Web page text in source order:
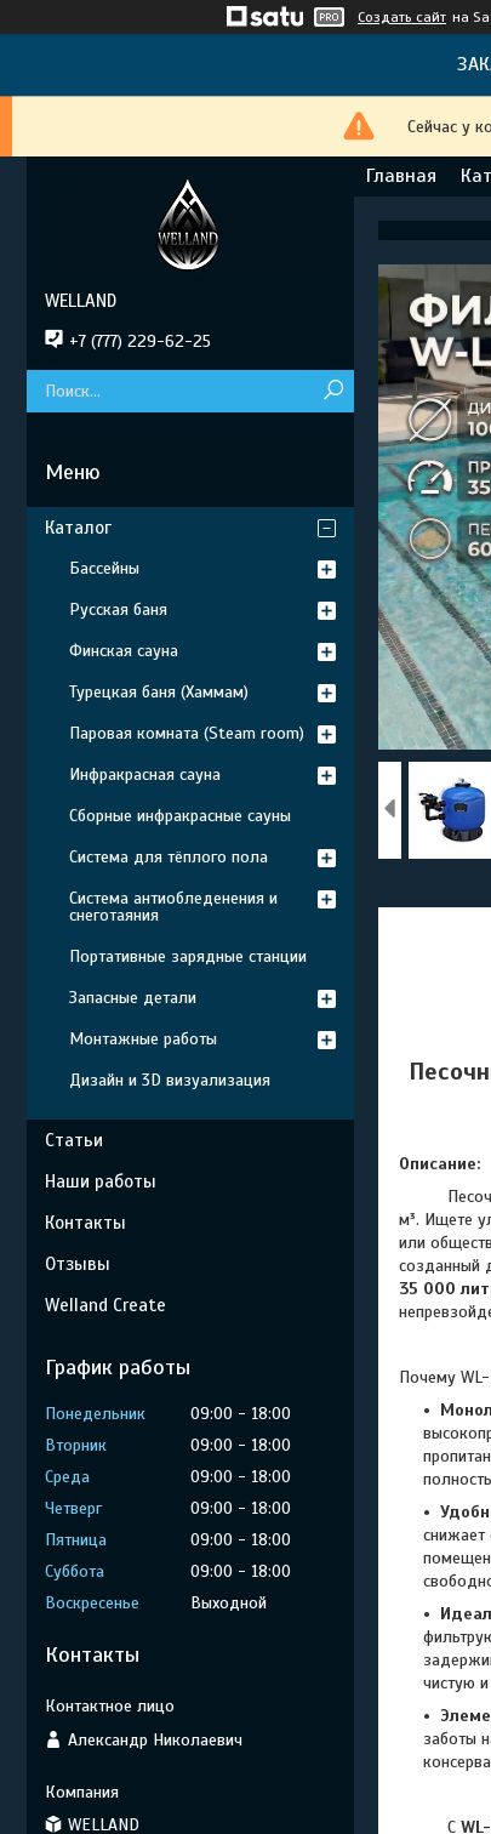
Создать сайт на
Сейчас у
Главная
Описание:
м³. Ищете
или
созданный
35 000
Почему
снижает
чистую
заботы
С
WELLAND
+7 (777) 229-62-25
Каталог
Бассейны
Русская баня
Финская сауна
Турецкая баня (Хаммам)
Паровая комната (Steam room)
Инфракрасная сауна
Сборные инфракрасные сауны
Система для тёплого пола
Система антиобледенения и
снеготаяния
Портативные зарядные станции
Запасные детали
Монтажные работы
Дизайн и 3D визуализация
Статьи
Наши работы
Контакты
Отзывы
Welland Create
График работы
Понедельник 09:00
18:00
Вторник
09:00
18:00
Среда
09:00
18:00
Четверг
09:00
18:00
Пятница
09:00
18:00
Суббота
09:00
18:00
Воскресенье
Выходной
Контакты
Александр Николаевич
WELLAND